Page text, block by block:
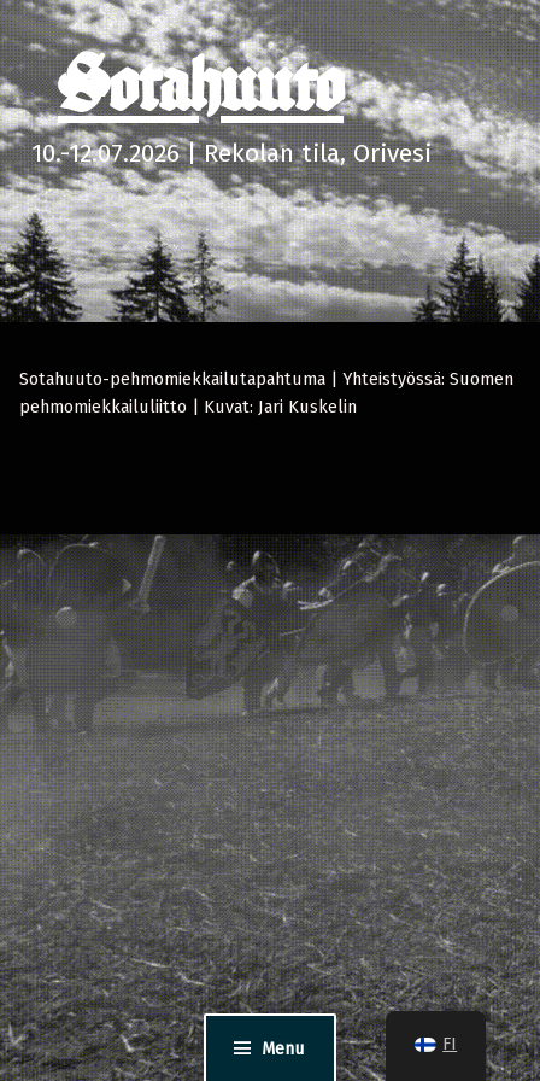
Menu
Sotahuuto
10.-12.07.2026 | Rekolan tila, Orivesi
Sotahuuto-pehmomiekkailutapahtuma | Yhteistyössä: Suomen
pehmomiekkailuliitto | Kuvat: Jari Kuskelin
FI